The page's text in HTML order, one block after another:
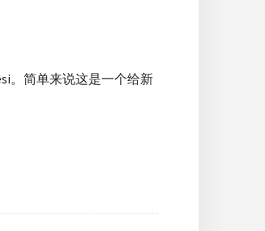
。简单来说这是一个给新